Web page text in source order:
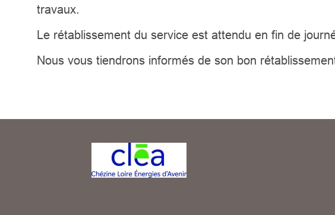
travaux.
Le rétablissement du service est attendu en fin de
Nous vous tiendrons informés de son bon